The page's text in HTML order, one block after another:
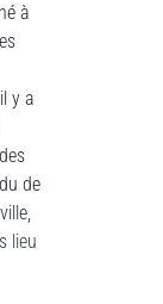
à
y a
de
lieu